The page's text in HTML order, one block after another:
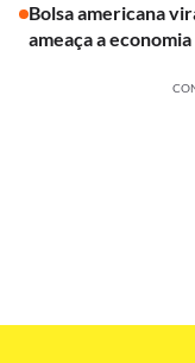
Bolsa americana
ameaça a economia